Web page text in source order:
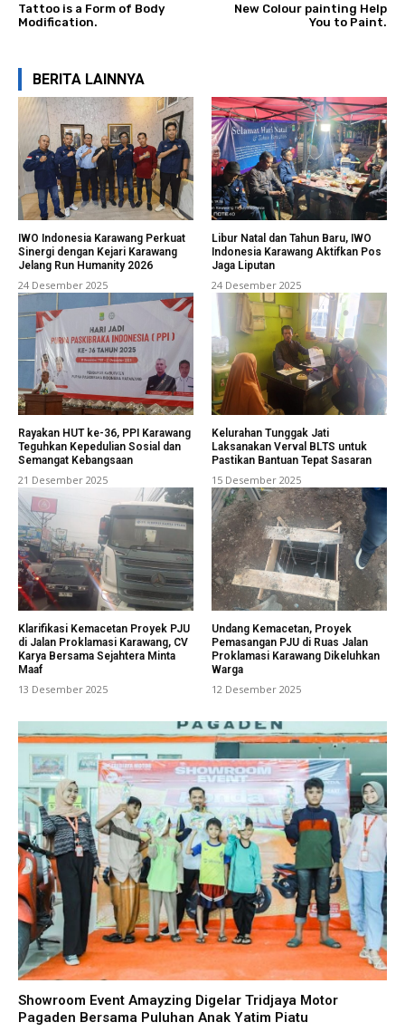
Tattoo is a Form of Body
Modification.
New Colour painting Help
You to Paint.
BERITA LAINNYA
IWO Indonesia Karawang Perkuat
Sinergi dengan Kejari Karawang
Jelang Run Humanity 2026
24 Desember 2025
Libur Natal dan Tahun Baru, IWO
Indonesia Karawang Aktifkan Pos
Jaga Liputan
24 Desember 2025
Rayakan HUT ke-36, PPI Karawang
Teguhkan Kepedulian Sosial dan
Semangat Kebangsaan
21 Desember 2025
Kelurahan Tunggak Jati
Laksanakan Verval BLTS untuk
Pastikan Bantuan Tepat Sasaran
15 Desember 2025
Klarifikasi Kemacetan Proyek PJU
di Jalan Proklamasi Karawang, CV
Karya Bersama Sejahtera Minta
Maaf
13 Desember 2025
Undang Kemacetan, Proyek
Pemasangan PJU di Ruas Jalan
Proklamasi Karawang Dikeluhkan
Warga
12 Desember 2025
Showroom Event Amayzing Digelar Tridjaya Motor
Pagaden Bersama Puluhan Anak Yatim Piatu